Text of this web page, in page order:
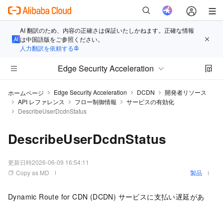
AI 翻訳のため、内容の正確さは保証いたしかねます。正確な情報
は中国語版をご参照ください。
人力翻訳を依頼する
Edge Security Acceleration
ホームページ Edge Security Acceleration DCDN
開発者リソース
API レファレンス
フロー制御情報
サービスの有効化
DescribeUserDcdnStatus
DescribeUserDcdnStatus
更新日時2026-06-09 16:54:11
Copy as MD
製品
Dynamic Route for CDN (DCDN) サービスに支払い遅延があ